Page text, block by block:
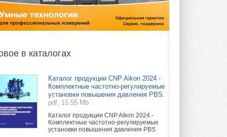
в каталогах
Каталог продукции CNP Aikon 2024 -
Комплектные частотно-регулируемые
установки повышения давления PBS.
pdf, 15.55 Mb
Каталог продукции CNP Aikon 2024 -
Комплектные частотно-регулируемые
установки повышения давления PBS